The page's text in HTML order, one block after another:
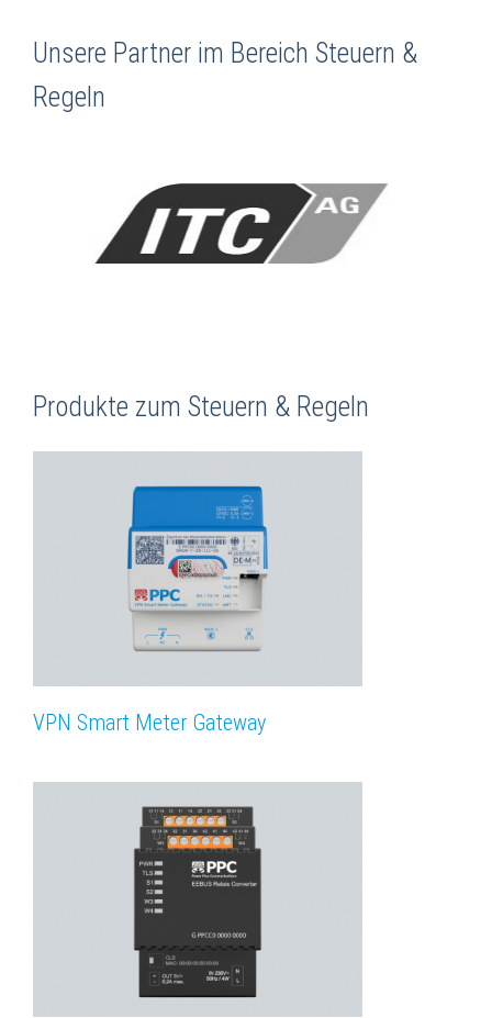
Unsere Partner im Bereich Steuern &
Regeln
Produkte zum Steuern & Regeln
VPN Smart Meter Gateway